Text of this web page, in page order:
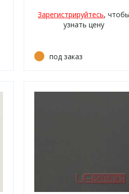
Зарегистрируйтесь, чтобы
узнать цену
под заказ